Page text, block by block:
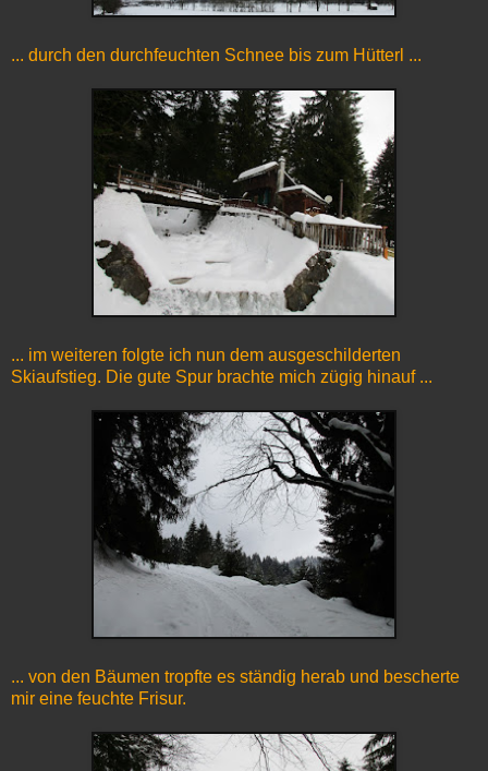
... durch den durchfeuchten Schnee bis zum Hütterl ...
... im weiteren folgte ich nun dem ausgeschilderten
Skiaufstieg. Die gute Spur brachte mich zügig hinauf ...
... von den Bäumen tropfte es ständig herab und bescherte
mir eine feuchte Frisur.